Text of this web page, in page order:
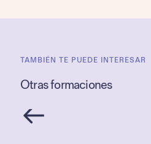
TAMBIÉN TE PUEDE INTERESAR
Otras formaciones